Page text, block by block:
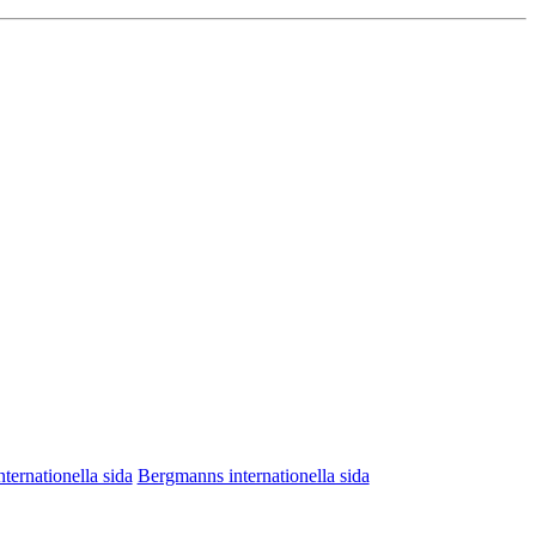
sida Bergmanns internationella sida